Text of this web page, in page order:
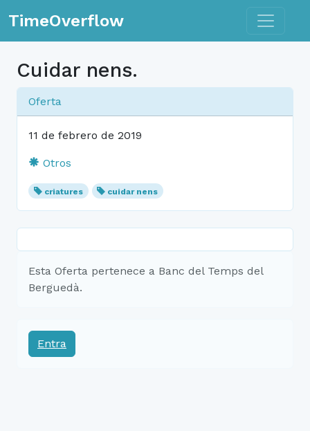
TimeOverflow Toggle
Cuidar nens.
Oferta
11 de febrero de 2019
Otros
criatures cuidar nens
Esta Oferta pertenece a Banc del Temps del
Berguedà.
Entra